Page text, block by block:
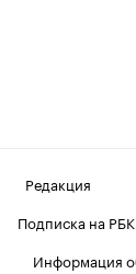
Редакция
Подписка на РБК
Информация